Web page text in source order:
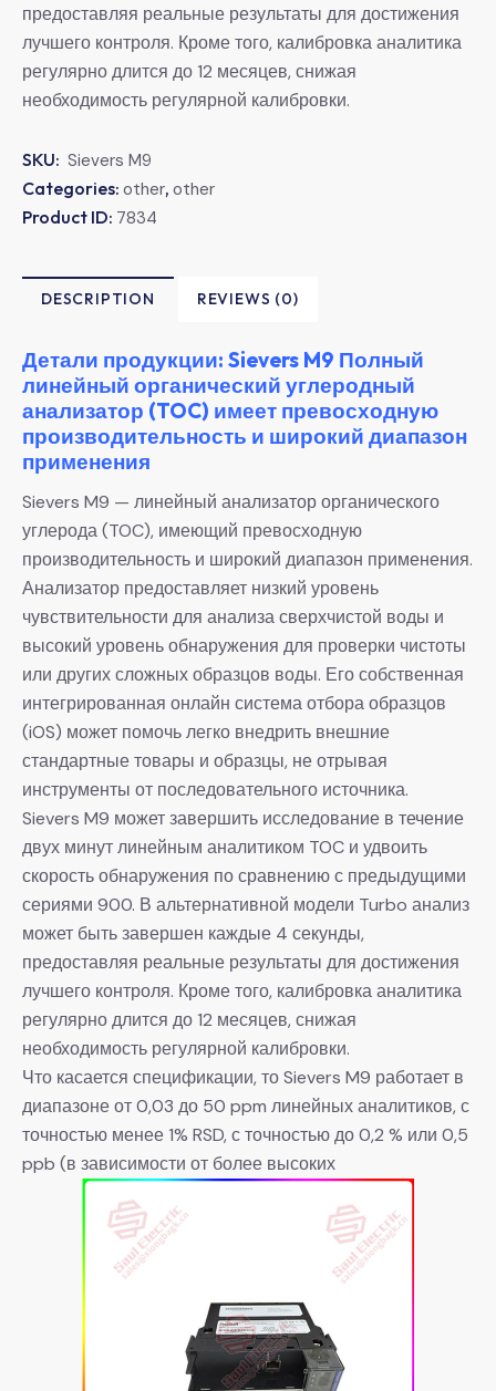
предоставляя реальные результаты для достижения
лучшего контроля. Кроме того, калибровка аналитика
регулярно длится до 12 месяцев, снижая
необходимость регулярной калибровки.
SKU: Sievers M9
Categories: other, other
Product ID: 7834
DESCRIPTION REVIEWS (0)
Детали продукции: Sievers M9 Полный
линейный органический углеродный
анализатор (TOC) имеет превосходную
производительность и широкий диапазон
применения
Sievers M9 — линейный анализатор органического
углерода (TOC), имеющий превосходную
производительность и широкий диапазон применения.
Анализатор предоставляет низкий уровень
чувствительности для анализа сверхчистой воды и
высокий уровень обнаружения для проверки чистоты
или других сложных образцов воды. Его собственная
интегрированная онлайн система отбора образцов
(iOS) может помочь легко внедрить внешние
стандартные товары и образцы, не отрывая
инструменты от последовательного источника.
Sievers M9 может завершить исследование в течение
двух минут линейным аналитиком TOC и удвоить
скорость обнаружения по сравнению с предыдущими
сериями 900. В альтернативной модели Turbo анализ
может быть завершен каждые 4 секунды,
предоставляя реальные результаты для достижения
лучшего контроля. Кроме того, калибровка аналитика
регулярно длится до 12 месяцев, снижая
необходимость регулярной калибровки.
Что касается спецификации, то Sievers M9 работает в
диапазоне от 0,03 до 50 ppm линейных аналитиков, с
точностью менее 1% RSD, с точностью до 0,2 % или 0,5
ppb (в зависимости от более высоких